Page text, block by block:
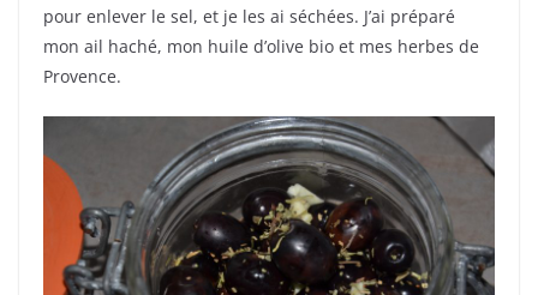
pour enlever le sel, et je les ai séchées. J’ai préparé
mon ail haché, mon huile d’olive bio et mes herbes de
Provence.